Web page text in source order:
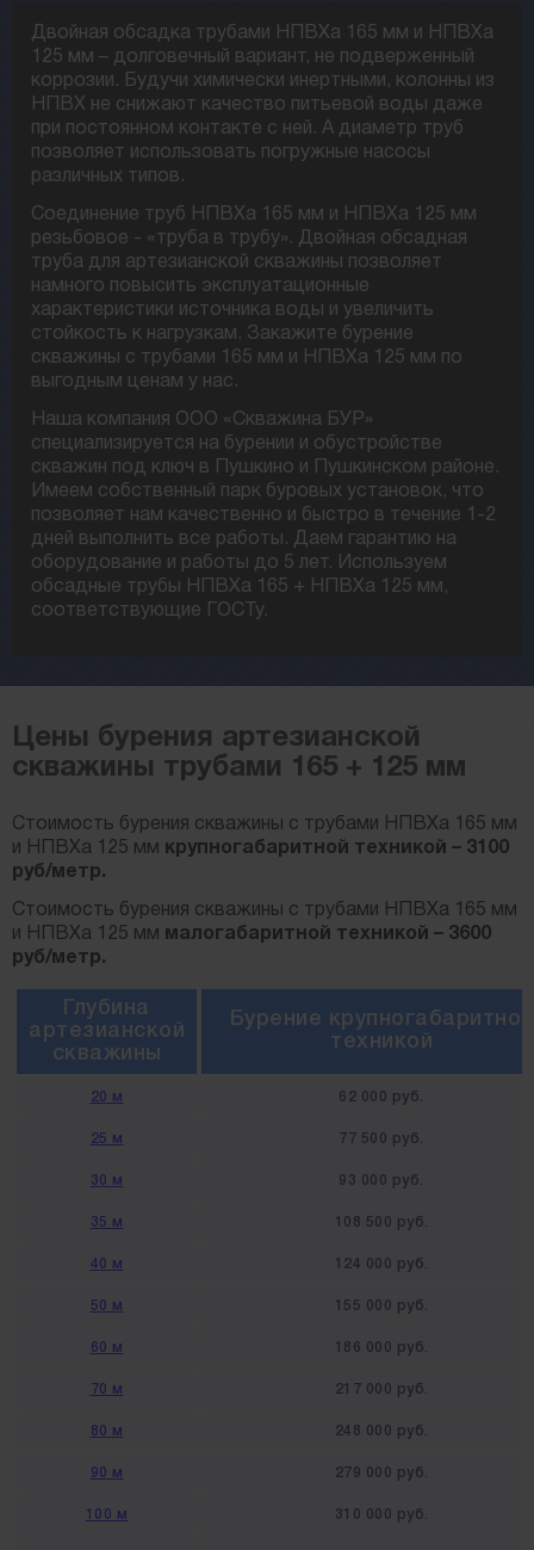
Двойная обсадка трубами НПВХа 165 мм и НПВХа
125 мм – долговечный вариант, не подверженный
коррозии. Будучи химически инертными, колонны из
НПВХ не снижают качество питьевой воды даже
при постоянном контакте с ней. А диаметр труб
позволяет использовать погружные насосы
различных типов.
Соединение труб НПВХа 165 мм и НПВХа 125 мм
резьбовое - «труба в трубу». Двойная обсадная
труба для артезианской скважины позволяет
намного повысить эксплуатационные
характеристики источника воды и увеличить
стойкость к нагрузкам. Закажите бурение
скважины с трубами 165 мм и НПВХа 125 мм по
выгодным ценам у нас.
Наша компания ООО «Скважина БУР»
специализируется на бурении и обустройстве
скважин под ключ в Пушкино и Пушкинском районе.
Имеем собственный парк буровых установок, что
позволяет нам качественно и быстро в течение 1-2
дней выполнить все работы. Даем гарантию на
оборудование и работы до 5 лет. Используем
обсадные трубы НПВХа 165 + НПВХа 125 мм,
соответствующие ГОСТу.
Цены бурения артезианской
скважины трубами 165 + 125 мм
Стоимость бурения скважины с трубами НПВХа 165 мм
и НПВХа 125 мм
крупногабаритной техникой – 3100
руб/метр.
Стоимость бурения скважины с трубами НПВХа 165 мм
и НПВХа 125 мм
малогабаритной техникой – 3600
руб/метр.
Глубина
артезианской
скважины
Бурение крупногабаритной
техникой
20 м 62 000 руб.
25 м 77 500 руб.
30 м 93 000 руб.
35 м 108 500 руб.
40 м 124 000 руб.
50 м 155 000 руб.
60 м 186 000 руб.
70 м 217 000 руб.
80 м 248 000 руб.
90 м 279 000 руб.
100 м 310 000 руб.